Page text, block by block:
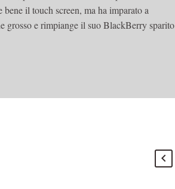
il touch screen, ma ha imparato a
grosso e rimpiange il suo BlackBerry sparito